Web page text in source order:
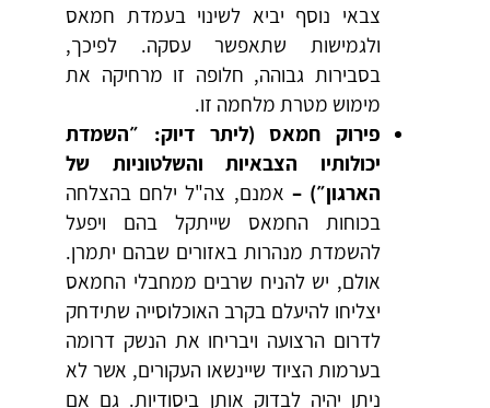
צבאי נוסף יביא לשינוי בעמדת חמאס
ולגמישות שתאפשר עסקה. לפיכך,
בסבירות גבוהה, חלופה זו מרחיקה את
מימוש מטרת מלחמה זו.
פירוק חמאס (ליתר דיוק: ״השמדת
יכולותיו הצבאיות והשלטוניות של
הארגון״) – אמנם, צה"ל ילחם בהצלחה
בכוחות החמאס שייתקל בהם ויפעל
להשמדת מנהרות באזורים שבהם יתמרן.
אולם, יש להניח שרבים ממחבלי החמאס
יצליחו להיעלם בקרב האוכלוסייה שתידחק
לדרום הרצועה ויבריחו את הנשק דרומה
בערמות הציוד שיינשאו העקורים, אשר לא
ניתן יהיה לבדוק אותן ביסודיות. גם אם